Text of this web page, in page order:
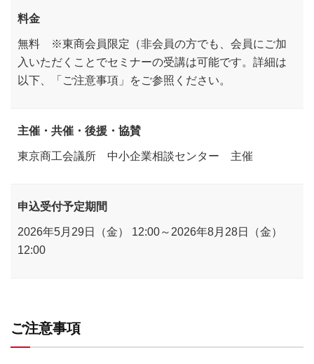
料金
無料 ※東商会員限定（非会員の方でも、会員にご加
入いただくことでセミナーの受講は可能です。詳細は
以下、「ご注意事項」をご参照ください。
主催・共催・後援・協賛
東京商工会議所 中小企業相談センター 主催
申込受付予定期間
2026年5月29日（金） 12:00～2026年8月28日（金）
12:00
ご注意事項